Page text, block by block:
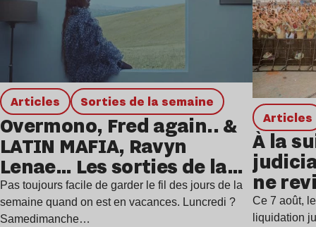
Articles Sorties de la semaine
Overmono, Fred again.. &
LATIN MAFIA, Ravyn
Lenae… Les sorties de la
semaine
Pas toujours facile de garder le fil des jours de la
semaine quand on est en vacances. Luncredi ?
Samedimanche…
Articles
À la
ne
Ce 7 août,
liquidation